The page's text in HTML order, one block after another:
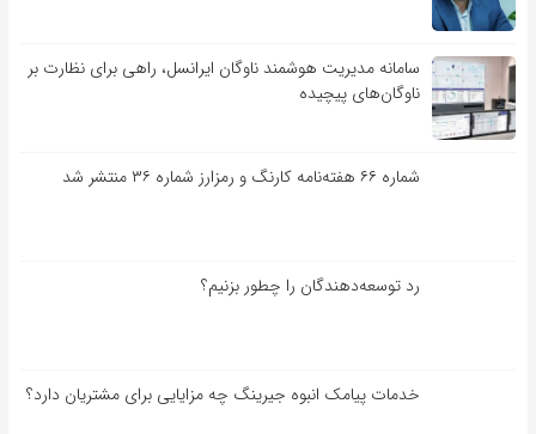
سامانه مدیریت هوشمند ناوگان ایرانسل، راهی برای نظارت بر
ناوگان‌های پیچیده
شماره ۶۶ هفته‌نامه کارنگ و رمزارز شماره ۳۶ منتشر شد
رد توسعه‌دهندگان را چطور بزنیم؟
خدمات پیامک انبوه جیرینگ چه مزایایی برای مشتریان دارد؟